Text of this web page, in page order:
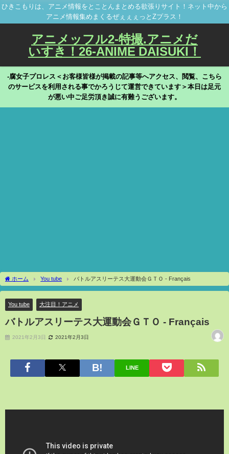
ひきこもりは、アニメ情報をとことんまとめる欲張りサイト！ネット中から
アニメ情報集めまくるぜぇぇぇっとZプラス！
アニメッフル2-特撮.アニメだ
いすき！26-ANIME DAISUKI！
-腐女子プロレス＜お客様皆様が掲載の記事等へアクセス、閲覧、こちら
のサービスを利用される事でかろうじて運営できています＞本日は足元
が悪い中ご足労頂き誠に有難うございます。
ホーム You tube バトルアスリーテス大運動会ＧＴＯ - Français
You tube 大注目！アニメ
バトルアスリーテス大運動会ＧＴＯ - Français
2021年2月3日 2021年2月3日
LINE